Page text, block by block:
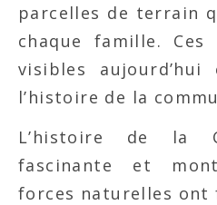
parcelles de terrain
chaque famille.
visibles
l’histoire de la
L’histoire de la
fascinante et
forces naturelles ont